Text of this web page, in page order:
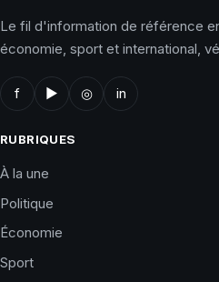
Le fil d'information de référence
économie, sport et international,
f ▶ ◎ in
RUBRIQUES
À la une
Politique
Économie
Sport